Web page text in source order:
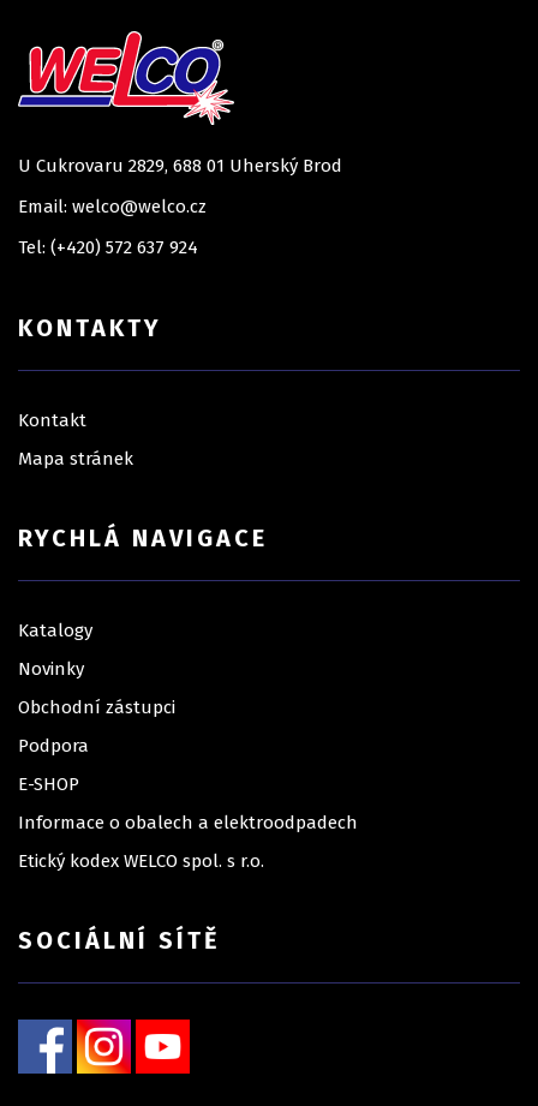
U Cukrovaru 2829, 688 01 Uherský Brod
Email: welco@welco.cz
Tel: (+420) 572 637 924
KONTAKTY
Kontakt
Mapa stránek
RYCHLÁ NAVIGACE
Katalogy
Novinky
Obchodní zástupci
Podpora
E-SHOP
Informace o obalech a elektroodpadech
Etický kodex WELCO spol. s r.o.
SOCIÁLNÍ SÍTĚ